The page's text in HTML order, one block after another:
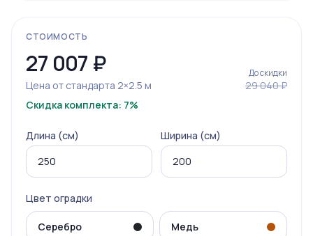
СТОИМОСТЬ
27 007 ₽
Цена от стандарта 2×2.5 м
До скидки
29 040 ₽
Скидка комплекта: 7%
Длина (см) Ширина (см)
Цвет оградки
Серебро Медь